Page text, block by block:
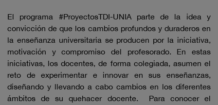
El programa #ProyectosTDI-UNIA parte de la idea y
convicción de que los cambios profundos y duraderos en
la enseñanza universitaria se producen por la iniciativa,
motivación y compromiso del profesorado. En estas
iniciativas, los docentes, de forma colegiada, asumen el
reto de experimentar e innovar en sus enseñanzas,
diseñando y llevando a cabo cambios en los diferentes
ámbitos de su quehacer docente. Para conocer el